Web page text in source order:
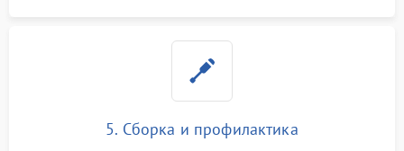
5. Сборка и профилактика